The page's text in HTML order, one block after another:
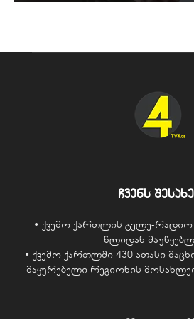
ჩვენს
• ქვემო ქართლის ტელე-რადიო
წლიდან
• ქვემო ქართლში 430 ათასი
მაყურებელი რეგიონის